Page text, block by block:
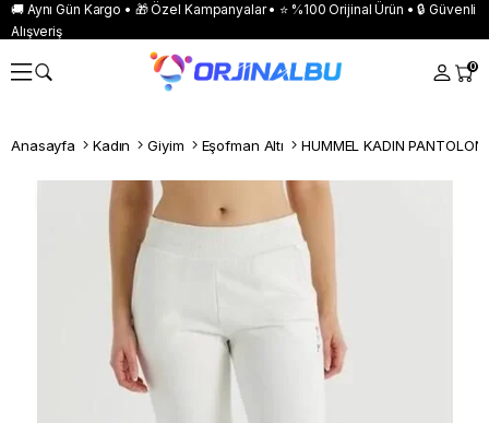
🚚 Aynı Gün Kargo • 🎁 Özel Kampanyalar • ⭐ %100 Orijinal Ürün • 🔒 Güvenli
Alışveriş
0
Anasayfa Kadın Giyim Eşofman Altı HUMMEL KADIN